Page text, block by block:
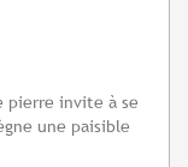
pierre invite à se
une paisible